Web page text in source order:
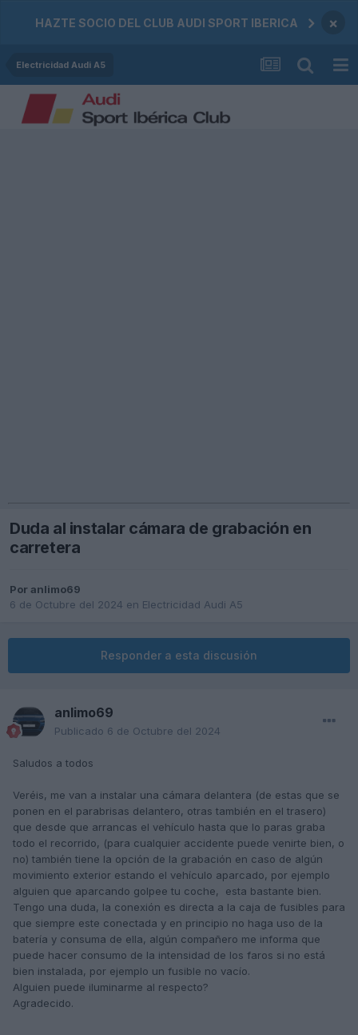
HAZTE SOCIO DEL CLUB AUDI SPORT IBERICA ×
Electricidad Audi A5
Duda al instalar cámara de grabación en
carretera
Por anlimo69
6 de Octubre del 2024 en Electricidad Audi A5
Responder a esta discusión
anlimo69
Publicado 6 de Octubre del 2024
Saludos a todos
Veréis, me van a instalar una cámara delantera (de estas que se
ponen en el parabrisas delantero, otras también en el trasero)
que desde que arrancas el vehículo hasta que lo paras graba
todo el recorrido, (para cualquier accidente puede venirte bien, o
no) también tiene la opción de la grabación en caso de algún
movimiento exterior estando el vehículo aparcado, por ejemplo
alguien que aparcando golpee tu coche, esta bastante bien.
Tengo una duda, la conexión es directa a la caja de fusibles para
que siempre este conectada y en principio no haga uso de la
batería y consuma de ella, algún compañero me informa que
puede hacer consumo de la intensidad de los faros si no está
bien instalada, por ejemplo un fusible no vacío.
Alguien puede iluminarme al respecto?
Agradecido.